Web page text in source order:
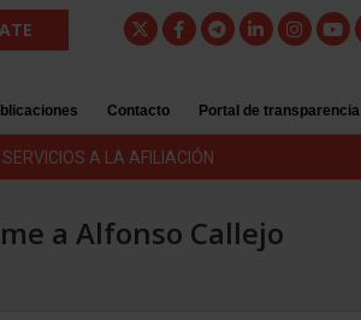
Contacto Portal de transparencia
SERVICIOS A LA AFILIACIÓN
a Alfonso Callejo